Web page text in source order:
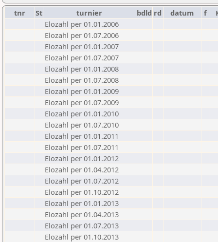
tnr St turnier bdld rd datum f
Elozahl per 01.01.2006
Elozahl per 01.07.2006
Elozahl per 01.01.2007
Elozahl per 01.07.2007
Elozahl per 01.01.2008
Elozahl per 01.07.2008
Elozahl per 01.01.2009
Elozahl per 01.07.2009
Elozahl per 01.01.2010
Elozahl per 01.07.2010
Elozahl per 01.01.2011
Elozahl per 01.07.2011
Elozahl per 01.01.2012
Elozahl per 01.04.2012
Elozahl per 01.07.2012
Elozahl per 01.10.2012
Elozahl per 01.01.2013
Elozahl per 01.04.2013
Elozahl per 01.07.2013
Elozahl per 01.10.2013